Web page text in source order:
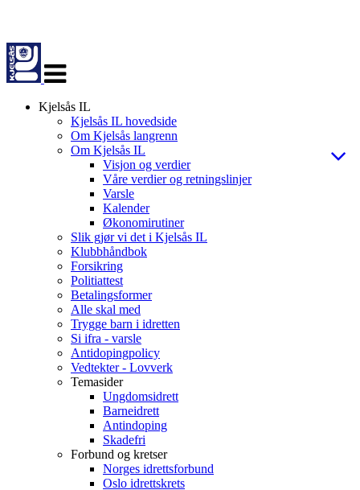
navigasjon
Kjelsås IL
Kjelsås IL hovedside
Om Kjelsås langrenn
Om Kjelsås IL
Visjon og verdier
Våre verdier og retningslinjer
Varsle
Kalender
Økonomirutiner
Slik gjør vi det i Kjelsås IL
Klubbhåndbok
Forsikring
Politiattest
Betalingsformer
Alle skal med
Trygge barn i idretten
Si ifra - varsle
Antidopingpolicy
Vedtekter - Lovverk
Temasider
Ungdomsidrett
Barneidrett
Antindoping
Skadefri
Forbund og kretser
Norges idrettsforbund
Oslo idrettskrets